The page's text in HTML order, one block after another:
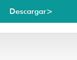
Descargar>